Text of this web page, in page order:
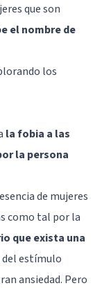
que son
el nombre de
los
la fobia a las
la persona
de mujeres
como tal por la
que exista una
del estímulo
ansiedad. Pero